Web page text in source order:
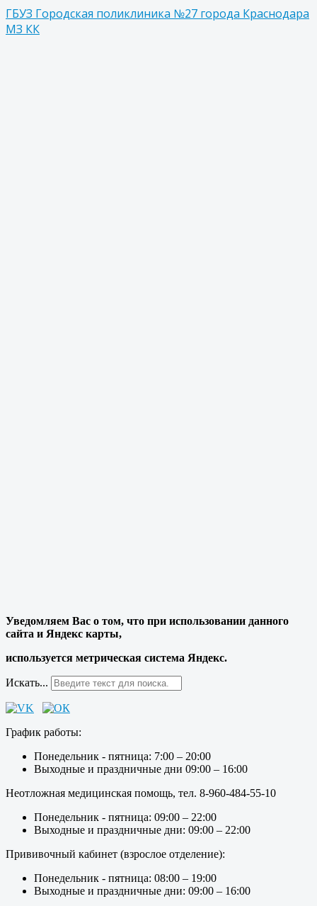
ГБУЗ Городская поликлиника №27 города Краснодара
МЗ КК
Уведомляем Вас о том, что при использовании данного
сайта и Яндекс карты,
используется метрическая система Яндекс.
Искать...
График работы:
Понедельник - пятница: 7:00 – 20:00
Выходные и праздничные дни 09:00 – 16:00
Неотложная медицинская помощь, тел. 8-960-484-55-10
Понедельник - пятница: 09:00 – 22:00
Выходные и праздничные дни: 09:00 – 22:00
Прививочный кабинет (взрослое отделение):
Понедельник - пятница: 08:00 – 19:00
Выходные и праздничные дни: 09:00 – 16:00